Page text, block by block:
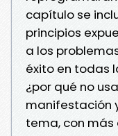
capítulo se
principios
a los
éxito en todas
¿por qué no
manifestación
tema, con más